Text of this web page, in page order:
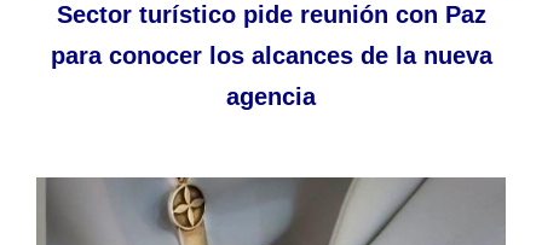
Sector turístico pide reunión con Paz
para conocer los alcances de la nueva
agencia